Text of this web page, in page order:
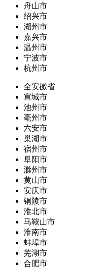
舟山市
绍兴市
湖州市
嘉兴市
温州市
宁波市
杭州市
全安徽省
宣城市
池州市
亳州市
六安市
巢湖市
宿州市
阜阳市
滁州市
黄山市
安庆市
铜陵市
淮北市
马鞍山市
淮南市
蚌埠市
芜湖市
合肥市